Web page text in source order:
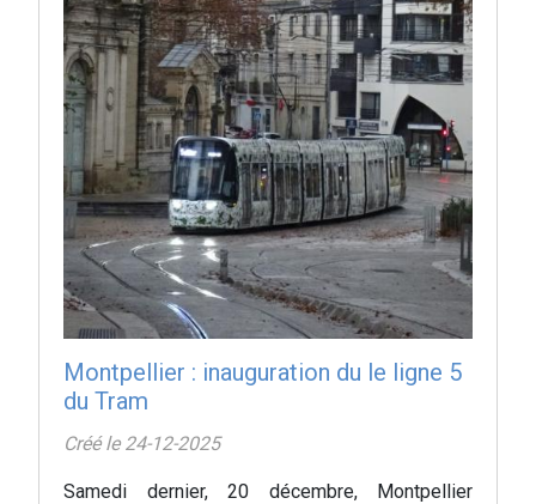
Montpellier : inauguration du le ligne 5
du Tram
Créé le 24-12-2025
Samedi dernier, 20 décembre, Montpellier